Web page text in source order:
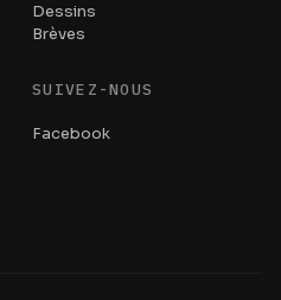
Dessins
Brèves
SUIVEZ-NOUS
Facebook